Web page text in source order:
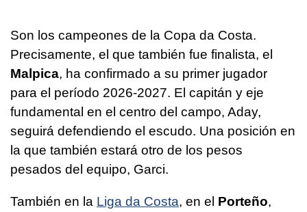
Son los campeones de la Copa da Costa.
Precisamente, el que también fue finalista, el
Malpica, ha confirmado a su primer jugador
para el período 2026-2027. El capitán y eje
fundamental en el centro del campo, Aday,
seguirá defendiendo el escudo. Una posición en
la que también estará otro de los pesos
pesados del equipo, Garci.
También en la Liga da Costa, en el Porteño,